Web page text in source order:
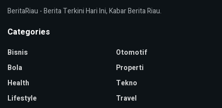
BeritaRiau - Berita Terkini Hari Ini, Kabar Berita Riau.
Categories
Bisnis
Bola
Health
Lifestyle
Otomotif
Properti
Tekno
Travel